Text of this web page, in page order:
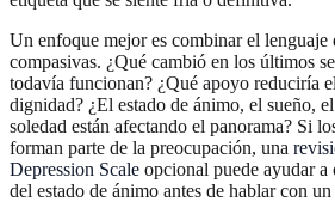
Un enfoque mejor es combinar el lenguaje
compasivas. ¿Qué cambió en los últimos
todavía funcionan? ¿Qué apoyo reduciría
dignidad? ¿El estado de ánimo, el sueño,
soledad están afectando el panorama? Si
forman parte de la preocupación, una
Depression Scale opcional puede ayudar a
del estado de ánimo antes de hablar con